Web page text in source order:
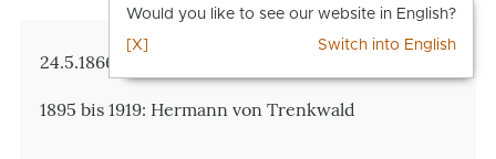
Zusatzinformationen
24.5.1866 Wien – 11.6.1942 Wien
1895 bis 1919: Hermann von Trenkwald
Would you like to see our website in English?
Switch into English
[X]